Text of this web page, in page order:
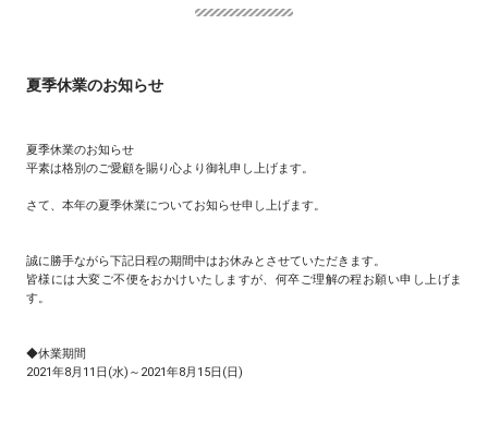
夏季休業のお知らせ
夏季休業のお知らせ
平素は格別のご愛顧を賜り心より御礼申し上げます。
さて、本年の夏季休業についてお知らせ申し上げます。
誠に勝手ながら下記日程の期間中はお休みとさせていただきます。
皆様には大変ご不便をおかけいたしますが、何卒ご理解の程お願い申し上げま
す。
◆休業期間
2021年8月11日(水)～2021年8月15日(日)